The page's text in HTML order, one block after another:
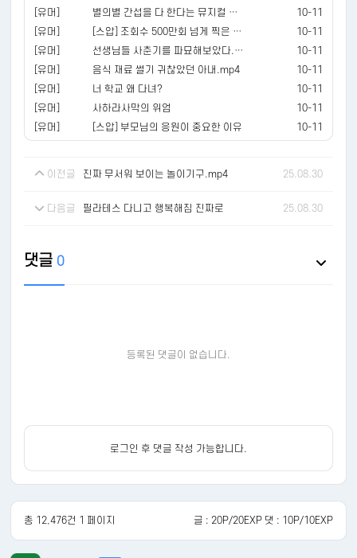
[유머] 별의별 간섭을 다 한다는 뮤지컬 관람
10-11
[유머]
[스압] 조회수 500만회 넘게 찍은 해외 대형 유튜버의 한국 급식
10-11
[유머]
선생님들 사춘기를 파묘해보았다.mp4
10-11
[유머]
음식 재료 썰기 귀찮았던 아내.mp4
10-11
[유머]
너 학교 왜 다녀?
10-11
[유머]
사하라사막의 위엄
10-11
[유머]
[스압] 부모님의 응원이 중요한 이유 10-11
이전글 진짜 무서워 보이는 놀이기구.mp4 25.08.30
다음글 필라테스 다니고 행복해짐 진짜로 25.08.30
댓글 0
등록된 댓글이 없습니다.
로그인 후 댓글 작성 가능합니다.
총 12,476건 1 페이지 글 : 20P/20EXP 댓 : 10P/10EXP